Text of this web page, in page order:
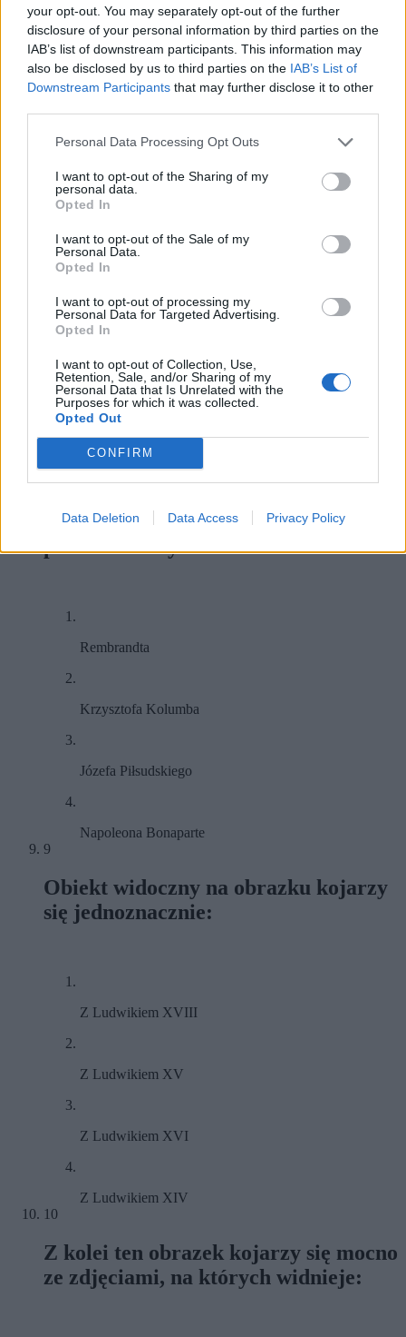
your opt-out. You may separately opt-out of the further
disclosure of your personal information by third parties on the
IAB’s list of downstream participants. This information may
also be disclosed by us to third parties on the IAB’s List of
Downstream Participants that may further disclose it to other
Personal Data Processing Opt Outs
I want to opt-out of the Sharing of my
personal data.
Opted In
I want to opt-out of the Sale of my
Personal Data.
Opted In
I want to opt-out of processing my
Personal Data for Targeted Advertising.
Opted In
I want to opt-out of Collection, Use,
Retention, Sale, and/or Sharing of my
Personal Data that Is Unrelated with the
Purposes for which it was collected.
Opted Out
CONFIRM
Data Deletion Data Access Privacy Policy
Widoczny na zdjęciu dżentelmen jest
twórcą postaci literackiej, którą z
kolei można skojarzyć z obrazkiem.
Jakim?
Wszystkie odpowiedzi są właściwe
8
Jaką postać przywodzi Ci na myśl
przedstawiony obrazek?
Rembrandta
Krzysztofa Kolumba
Józefa Piłsudskiego
Napoleona Bonaparte
9
Obiekt widoczny na obrazku kojarzy
się jednoznacznie:
Z Ludwikiem XVIII
Z Ludwikiem XV
Z Ludwikiem XVI
Z Ludwikiem XIV
10
Z kolei ten obrazek kojarzy się mocno
ze zdjęciami, na których widnieje: